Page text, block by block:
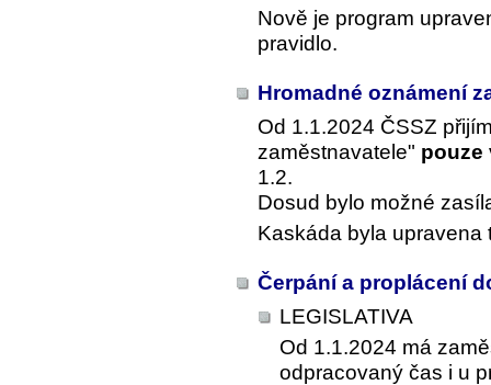
Nově je program
pravidlo.
Hromadné oznámení
Od 1.1.2024 ČSSZ
zaměstnavatele" pouze
1.2.
Dosud bylo možné
Kaskáda byla upravena
Čerpání a proplácení
LEGISLATIVA
Od 1.1.2024 má
odpracovaný čas i u